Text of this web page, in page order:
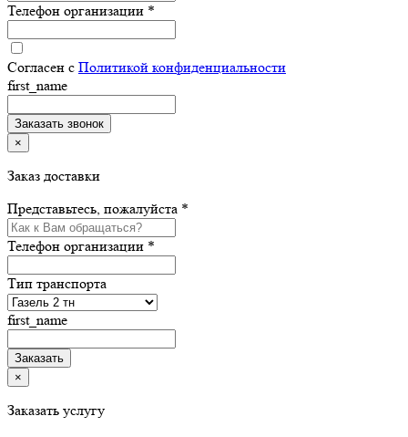
Телефон организации *
Согласен с Политикой конфиденциальности
first_name
×
Заказ доставки
Представьтесь, пожалуйста *
Телефон организации *
Тип транспорта
first_name
×
Заказать услугу